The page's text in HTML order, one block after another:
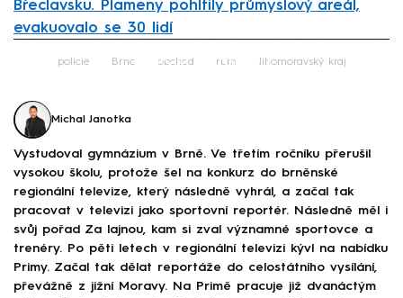
Břeclavsku. Plameny pohltily průmyslový areál,
evakuovalo se 30 lidí
Failed to fetch
policie Brno obchod rum Jihomoravský kraj
Michal Janotka
Vystudoval gymnázium v Brně. Ve třetím ročníku přerušil
vysokou školu, protože šel na konkurz do brněnské
regionální televize, který následně vyhrál, a začal tak
pracovat v televizi jako sportovní reportér. Následně měl i
svůj pořad Za lajnou, kam si zval významné sportovce a
trenéry. Po pěti letech v regionální televizi kývl na nabídku
Primy. Začal tak dělat reportáže do celostátního vysílání,
převážně z jižní Moravy. Na Primě pracuje již dvanáctým